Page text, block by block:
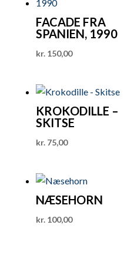
FACADE FRA
SPANIEN, 1990
kr.150,00
KROKODILLE –
SKITSE
kr.75,00
NÆSEHORN
kr.100,00